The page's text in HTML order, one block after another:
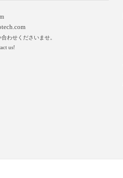
わせくださいませ。
us!